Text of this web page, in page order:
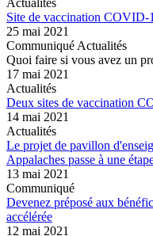
Site de vaccination COVID-
25 mai 2021
Communiqué Actualités
Quoi faire si vous avez un
17 mai 2021
Actualités
Deux sites de vaccination
14 mai 2021
Actualités
Le projet de pavillon
Appalaches passe à une
13 mai 2021
Communiqué
Devenez préposé aux
accélérée
12 mai 2021